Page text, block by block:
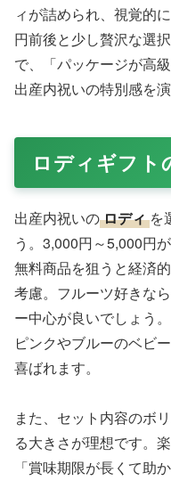
ィが詰められ、視覚的
円前後と少し贅沢な選
で、「パッケージが高
出産内祝いの特別感を演
ロディギフト
出産内祝いのロディ を
う。3,000円～5,000円
無料商品を狙うと経済
考慮。フルーツ好きな
ー中心が良いでしょう
ピンクやブルーのベビ
喜ばれます。
また、セット内容のボ
る大きさが理想です。
「賞味期限が長くて助